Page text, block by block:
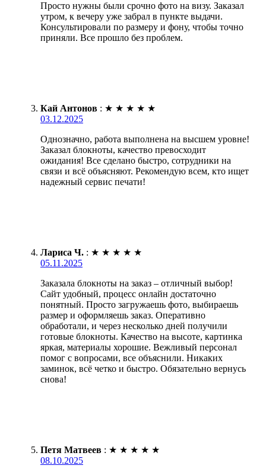
Просто нужны были срочно фото на визу. Заказал
утром, к вечеру уже забрал в пункте выдачи.
Консультировали по размеру и фону, чтобы точно
приняли. Все прошло без проблем.
Кай Антонов : ★ ★ ★ ★ ★
03.12.2025
Однозначно, работа выполнена на высшем уровне!
Заказал блокноты, качество превосходит
ожидания! Все сделано быстро, сотрудники на
связи и всё объясняют. Рекомендую всем, кто ищет
надежный сервис печати!
Лариса Ч. : ★ ★ ★ ★ ★
05.11.2025
Заказала блокноты на заказ – отличный выбор!
Сайт удобный, процесс онлайн достаточно
понятный. Просто загружаешь фото, выбираешь
размер и оформляешь заказ. Оперативно
обработали, и через несколько дней получили
готовые блокноты. Качество на высоте, картинка
яркая, материалы хорошие. Вежливый персонал
помог с вопросами, все объяснили. Никаких
заминок, всё четко и быстро. Обязательно вернусь
снова!
Петя Матвеев : ★ ★ ★ ★ ★
08.10.2025